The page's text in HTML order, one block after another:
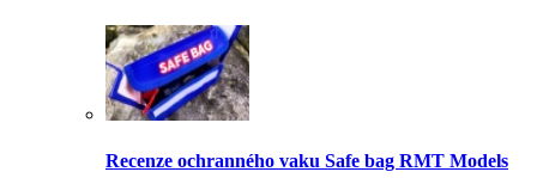
Recenze ochranného vaku Safe bag RMT Models